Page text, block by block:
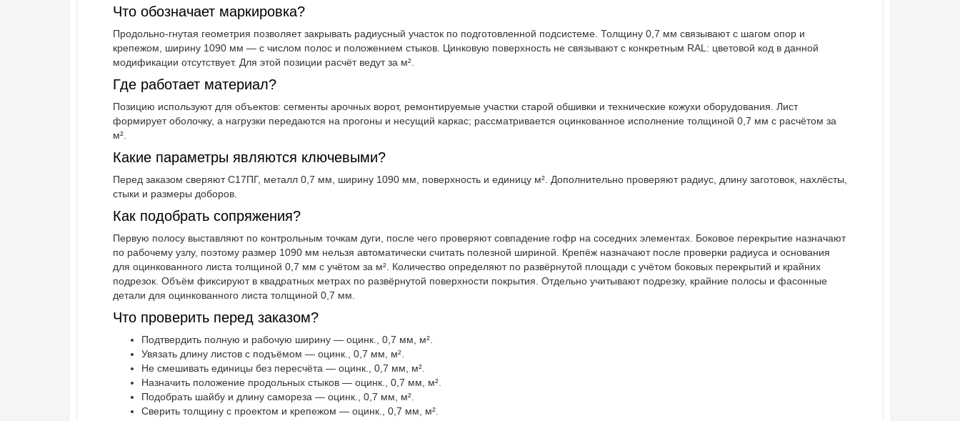
Что обозначает маркировка?
Продольно-гнутая геометрия позволяет закрывать радиусный участок по подготовленной подсистеме. Толщину 0,7 мм связывают с шагом опор и
крепежом, ширину 1090 мм — с числом полос и положением стыков. Цинковую поверхность не связывают с конкретным RAL: цветовой код в данной
модификации отсутствует. Для этой позиции расчёт ведут за м².
Где работает материал?
Позицию используют для объектов: сегменты арочных ворот, ремонтируемые участки старой обшивки и технические кожухи оборудования. Лист
формирует оболочку, а нагрузки передаются на прогоны и несущий каркас; рассматривается оцинкованное исполнение толщиной 0,7 мм с расчётом за
м².
Какие параметры являются ключевыми?
Перед заказом сверяют С17ПГ, металл 0,7 мм, ширину 1090 мм, поверхность и единицу м². Дополнительно проверяют радиус, длину заготовок, нахлёсты,
стыки и размеры доборов.
Как подобрать сопряжения?
Первую полосу выставляют по контрольным точкам дуги, после чего проверяют совпадение гофр на соседних элементах. Боковое перекрытие назначают
по рабочему узлу, поэтому размер 1090 мм нельзя автоматически считать полезной шириной. Крепёж назначают после проверки радиуса и основания
для оцинкованного листа толщиной 0,7 мм с учётом за м². Количество определяют по развёрнутой площади с учётом боковых перекрытий и крайних
подрезок. Объём фиксируют в квадратных метрах по развёрнутой поверхности покрытия. Отдельно учитывают подрезку, крайние полосы и фасонные
детали для оцинкованного листа толщиной 0,7 мм.
Что проверить перед заказом?
Подтвердить полную и рабочую ширину — оцинк., 0,7 мм, м².
Увязать длину листов с подъёмом — оцинк., 0,7 мм, м².
Не смешивать единицы без пересчёта — оцинк., 0,7 мм, м².
Назначить положение продольных стыков — оцинк., 0,7 мм, м².
Подобрать шайбу и длину самореза — оцинк., 0,7 мм, м².
Сверить толщину с проектом и крепежом — оцинк., 0,7 мм, м².